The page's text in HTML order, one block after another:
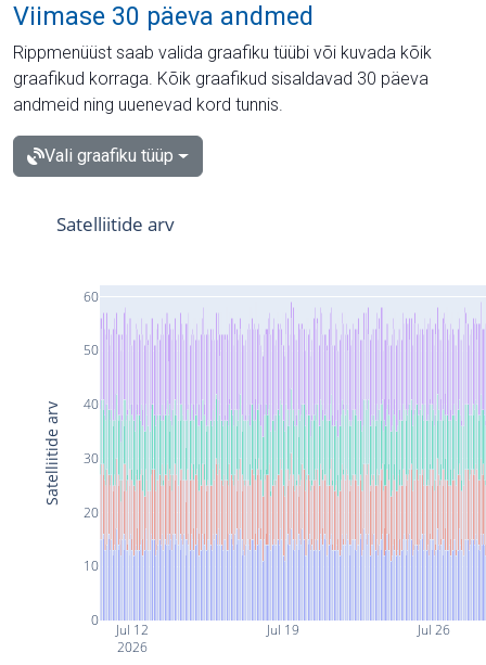
Viimase 30 päeva andmed
Rippmenüüst saab valida graafiku tüübi või kuvada kõik
graafikud korraga. Kõik graafikud sisaldavad 30 päeva
andmeid ning uuenevad kord tunnis.
Vali graafiku tüüp
Jul 12
2026
Jul 19 Jul 26
0
10
20
30
40
50
60
Satelliitide arv
Satelliitide arv